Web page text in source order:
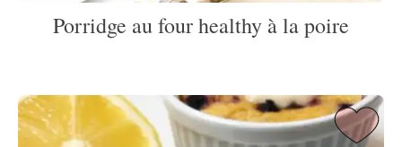
Porridge au four healthy à la poire